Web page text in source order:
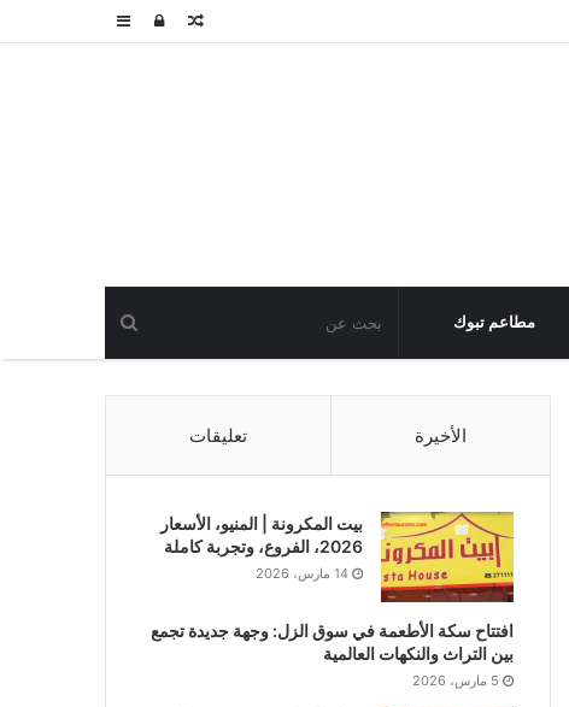
عمودتسجيلمقال
مطاعم تبوك
الأخيرة تعليقات
بيت المكرونة | المنيو، الأسعار
2026، الفروع، وتجربة كاملة
14 مارس، 2026
افتتاح سكة الأطعمة في سوق الزل: وجهة جديدة تجمع
بين التراث والنكهات العالمية
5 مارس، 2026